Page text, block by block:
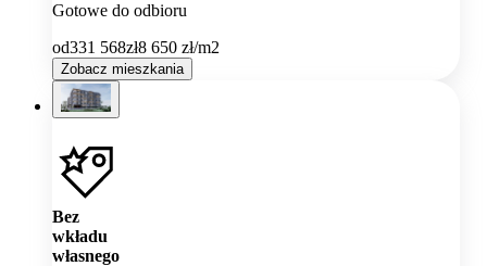
Gotowe do odbioru
od331 568zł8 650 zł/m2
Zobacz mieszkania
Bez
wkładu
własnego